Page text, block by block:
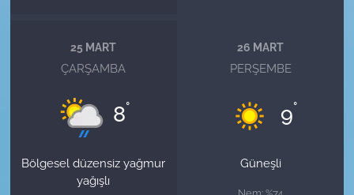
25 MART
ÇARŞAMBA
8°
Bölgesel düzensiz yağmur
yağışlı
26 MART
PERŞEMBE
9°
Güneşli